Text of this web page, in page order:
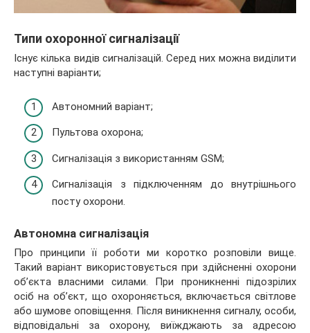
Типи охоронної сигналізації
Існує кілька видів сигналізацій. Серед них можна виділити
наступні варіанти;
Автономний варіант;
Пультова охорона;
Сигналізація з використанням GSM;
Сигналізація з підключенням до внутрішнього
посту охорони.
Автономна сигналізація
Про принципи її роботи ми коротко розповіли вище.
Такий варіант використовується при здійсненні охорони
об’єкта власними силами. При проникненні підозрілих
осіб на об’єкт, що охороняється, включається світлове
або шумове оповіщення. Після виникнення сигналу, особи,
відповідальні за охорону, виїжджають за адресою